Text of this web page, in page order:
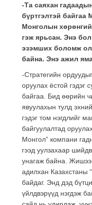
-Та саяхан
бүртгэлтэй байгаа
Монголын
гэж ярьсан. Энэ
эзэмших боломж
байна. Энэ ажил
-Стратегийн
оруулах ёстой гэдэг
байгаа. Бид өөрийн
явуулахын тулд
гэдэг том нэгдлийг
байгуулалтад
Монгол” компани
гээд уулзахаар
унагаж байна.
адилхан Казахстаны
байдаг. Энд дэд
үйлдвэрүүд нэгдэж